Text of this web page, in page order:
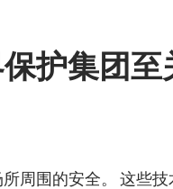
护集团至
周围的安全。 这些